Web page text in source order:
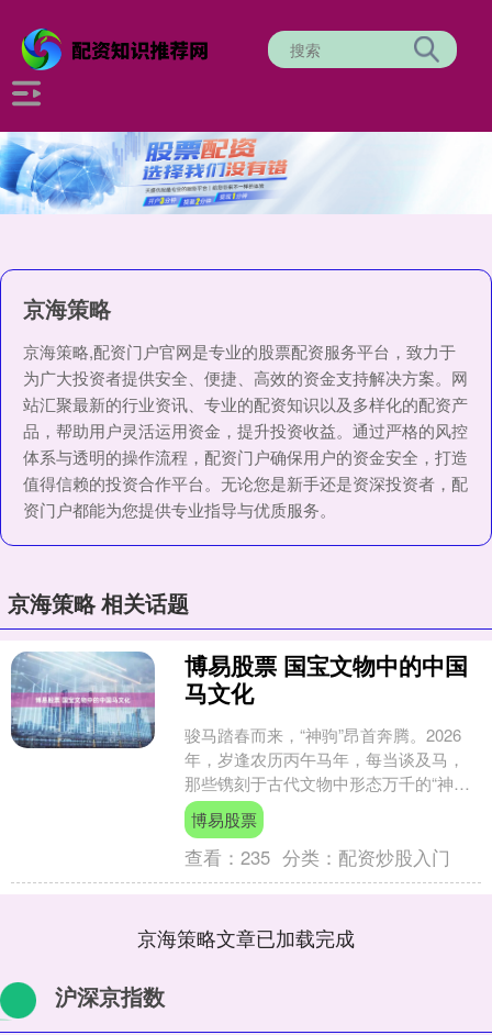
京海策略
京海策略,配资门户官网是专业的股票配资服务平台，致力于
为广大投资者提供安全、便捷、高效的资金支持解决方案。网
站汇聚最新的行业资讯、专业的配资知识以及多样化的配资产
品，帮助用户灵活运用资金，提升投资收益。通过严格的风控
体系与透明的操作流程，配资门户确保用户的资金安全，打造
值得信赖的投资合作平台。无论您是新手还是资深投资者，配
资门户都能为您提供专业指导与优质服务。
京海策略 相关话题
博易股票 国宝文物中的中国
马文化
骏马踏春而来，“神驹”昂首奔腾。2026
年，岁逢农历丙午马年，每当谈及马，
那些镌刻于古代文物中形态万千的“神
驹”形象便跃然眼前，从汉代凌空疾驰的
铜奔马，到唐代色....
博易股票
查看：235 分类： 配资炒股入门
京海策略文章已加载完成
沪深京指数